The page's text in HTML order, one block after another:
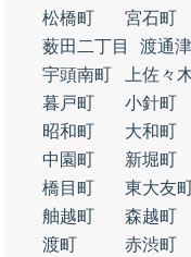
松橋町
宮石町
薮田二丁目
渡通
宇頭南町
上佐々
暮戸町
小針町
昭和町
大和町
中園町
新堀町
橋目町
東大友
舳越町
森越町
渡町
赤渋町